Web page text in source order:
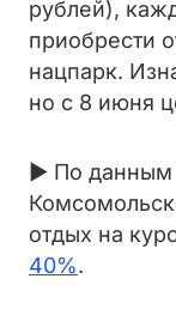
рублей),
приобрести
нацпарк.
но с 8 июня
► По данным
отдых на
40%.